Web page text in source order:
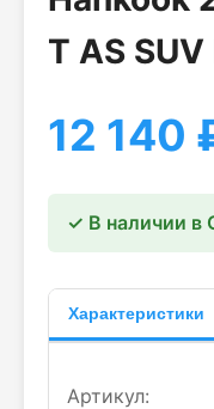
T AS
12 140
✓ В наличии в
Характеристики
Артикул: